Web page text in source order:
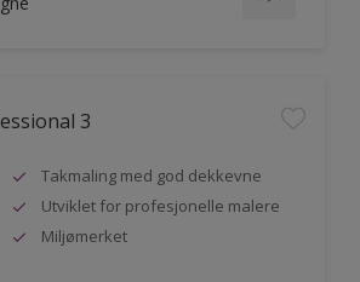
3
Takmaling med god dekkevne
Utviklet for profesjonelle malere
Miljømerket